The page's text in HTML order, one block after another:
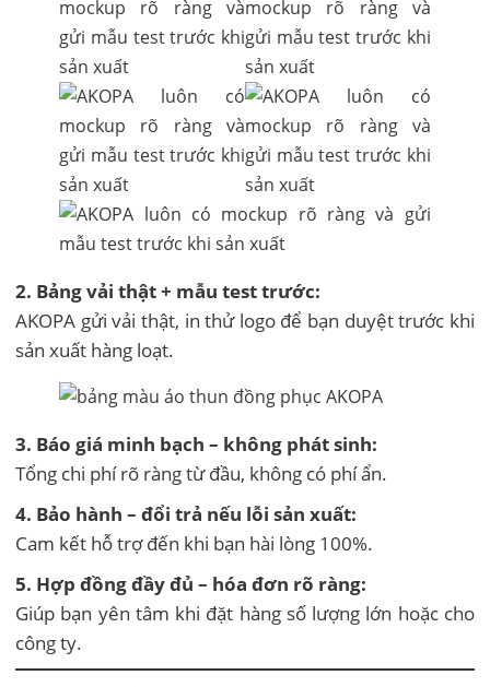
2. Bảng vải thật + mẫu test trước:
AKOPA gửi vải thật, in thử logo để bạn duyệt trước khi
sản xuất hàng loạt.
3. Báo giá minh bạch – không phát sinh:
Tổng chi phí rõ ràng từ đầu, không có phí ẩn.
4. Bảo hành – đổi trả nếu lỗi sản xuất:
Cam kết hỗ trợ đến khi bạn hài lòng 100%.
5. Hợp đồng đầy đủ – hóa đơn rõ ràng:
Giúp bạn yên tâm khi đặt hàng số lượng lớn hoặc cho
công ty.